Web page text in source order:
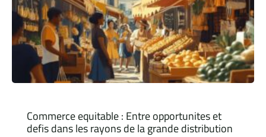
Commerce equitable : Entre opportunites et
defis dans les rayons de la grande distribution